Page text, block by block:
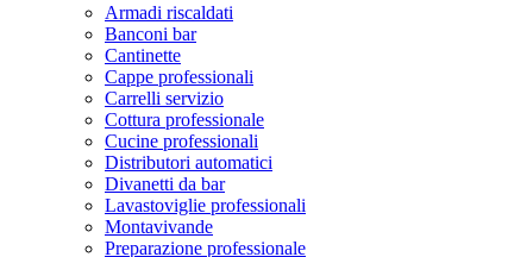
Armadi riscaldati
Banconi bar
Cantinette
Cappe professionali
Carrelli servizio
Cottura professionale
Cucine professionali
Distributori automatici
Divanetti da bar
Lavastoviglie professionali
Montavivande
Preparazione professionale